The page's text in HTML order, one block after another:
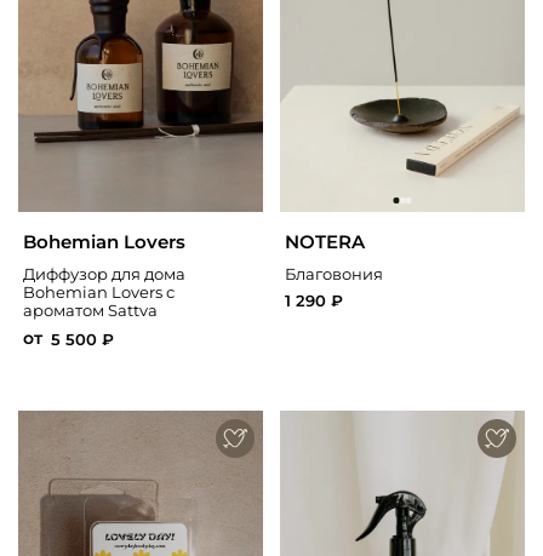
Bohemian Lovers
Диффузор для дома
Bohemian Lovers с
ароматом Sattva
от 5 500 ₽
NOTERA
Благовония
1 290 ₽